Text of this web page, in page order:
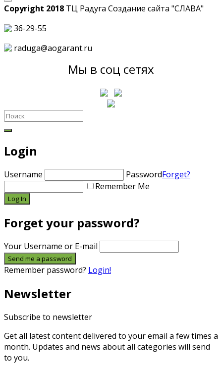
Copyright 2018 ТЦ Радуга Создание сайта "СЛАВА"
36-29-55
raduga@aogarant.ru
Мы в соц сетях
Login
Username PasswordForget?
Remember Me
Forget your password?
Your Username or E-mail
Remember password? Login!
Newsletter
Subscribe to newsletter
Get all latest content delivered to your email a few times a
month. Updates and news about all categories will send
to you.